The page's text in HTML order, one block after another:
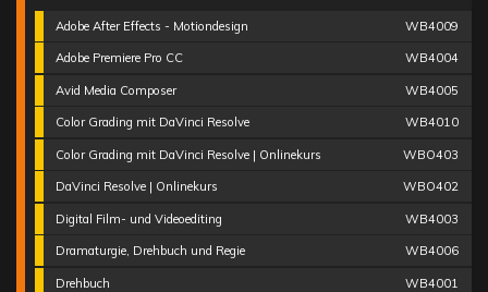
Adobe After Effects - Motiondesign WB4009
Adobe Premiere Pro CC WB4004
Avid Media Composer WB4005
Color Grading mit DaVinci Resolve WB4010
Color Grading mit DaVinci Resolve | Onlinekurs WBO403
DaVinci Resolve | Onlinekurs WBO402
Digital Film- und Videoediting WB4003
Dramaturgie, Drehbuch und Regie WB4006
Drehbuch WB4001